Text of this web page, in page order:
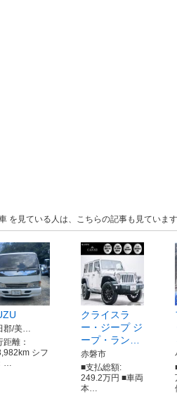
見ている人は、こちらの記事も見ています
郡/美…
距離：
シフ
…
クライスラ
ー・ジープ ジ
ープ・ラン…
赤磐市
■支払総額:
249.2万円 ■車両
本…